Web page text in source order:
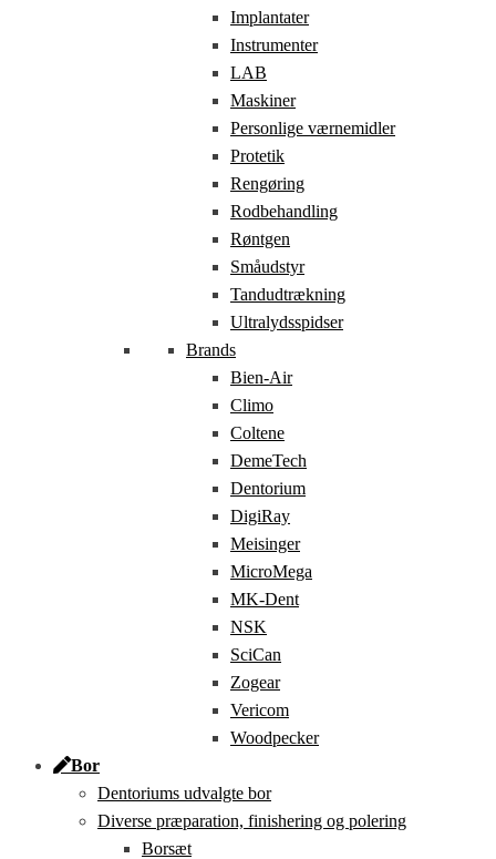
Implantater
Instrumenter
LAB
Maskiner
Personlige værnemidler
Protetik
Rengøring
Rodbehandling
Røntgen
Småudstyr
Tandudtrækning
Ultralydsspidser
Brands
Bien-Air
Climo
Coltene
DemeTech
Dentorium
DigiRay
Meisinger
MicroMega
MK-Dent
NSK
SciCan
Zogear
Vericom
Woodpecker
Bor
Dentoriums udvalgte bor
Diverse præparation, finishering og polering
Borsæt